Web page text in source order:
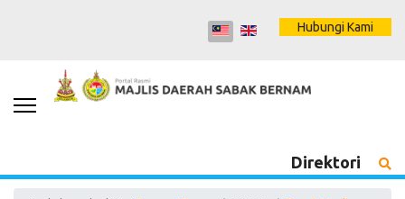
Hubungi Kami
Direktori